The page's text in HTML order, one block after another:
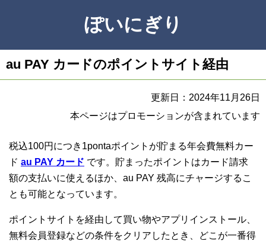
ぽいにぎり
au PAY カードのポイントサイト経由
更新日：2024年11月26日
本ページはプロモーションが含まれています
税込100円につき1pontaポイントが貯まる年会費無料カー
ド au PAY カード です。貯まったポイントはカード請求
額の支払いに使えるほか、au PAY 残高にチャージするこ
とも可能となっています。
ポイントサイトを経由して買い物やアプリインストール、
無料会員登録などの条件をクリアしたとき、どこが一番得